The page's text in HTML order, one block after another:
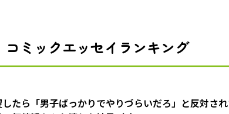
コミックエッセイランキング
たら「男子ばっかりでやりづらいだろ」と反対さ